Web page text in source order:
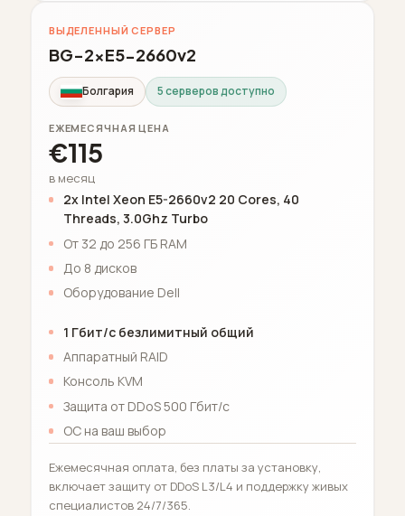
ВЫДЕЛЕННЫЙ СЕРВЕР
BG-2xE5-2660v2
Болгария 5 серверов доступно
ЕЖЕМЕСЯЧНАЯ ЦЕНА
€115
в месяц
2x Intel Xeon E5-2660v2 20 Cores, 40
Threads, 3.0Ghz Turbo
От 32 до 256 ГБ RAM
До 8 дисков
Оборудование Dell
1 Гбит/с безлимитный общий
Аппаратный RAID
Консоль KVM
Защита от DDoS 500 Гбит/с
ОС на ваш выбор
Ежемесячная оплата, без платы за установку,
включает защиту от DDoS L3/L4 и поддержку живых
специалистов 24/7/365.